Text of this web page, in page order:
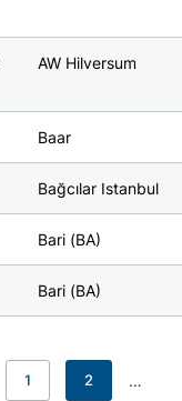
AW Hilversum
Baar
Bağcılar Istanbul
Bari (BA)
Bari (BA)
1 2 …